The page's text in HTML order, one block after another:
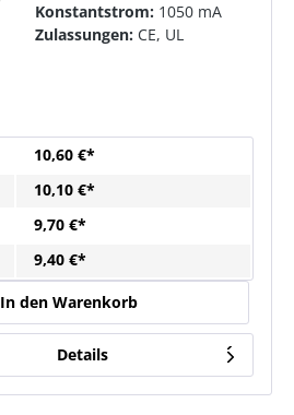
Konstantstrom: 1050 mA
Zulassungen: CE, UL
10,60 €*
10,10 €*
9,70 €*
9,40 €*
In den Warenkorb
Details